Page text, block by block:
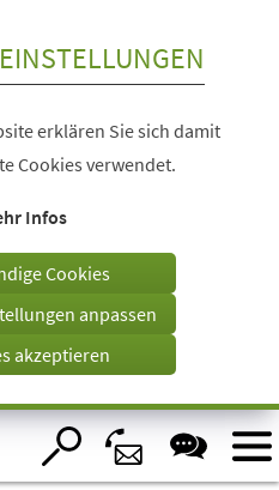
erklären Sie sich damit
Cookies verwendet.
Infos
Cookies
anpassen
akzeptieren